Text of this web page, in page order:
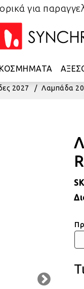
για
ΚΟΣΜΗΜΑΤΑ
2027 / Λαμπάδα 20